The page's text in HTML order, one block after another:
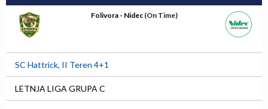
Folivora - Nidec(On Time)
SC Hattrick, II Teren 4+1
LETNJA LIGA GRUPA C